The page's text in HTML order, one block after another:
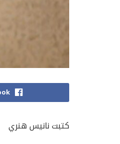
كتبت نانيس هنري